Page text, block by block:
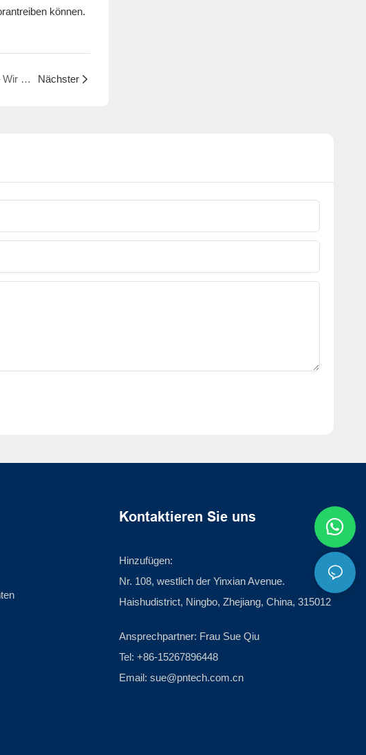
können.
Pntech ist bereit für KEY ENERGY 2026 – Wir sehen uns in Italien! Nächster
Kontaktieren Sie uns
Hinzufügen:
Nr. 108, westlich der Yinxian Avenue.
Haishudistrict, Ningbo, Zhejiang, China, 315012
Ansprechpartner: Frau Sue Qiu
Tel: +86-15267896448
Email: sue@pntech.com.cn